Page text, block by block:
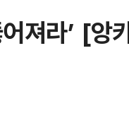
져라’ [